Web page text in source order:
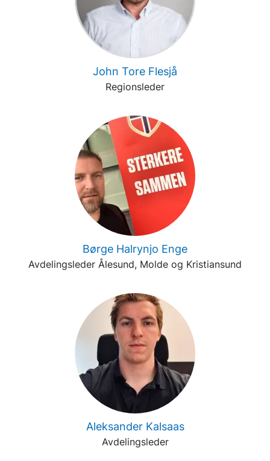
John Tore Flesjå
Regionsleder
Børge Halrynjo Enge
Avdelingsleder Ålesund, Molde og Kristiansund
Aleksander Kalsaas
Avdelingsleder